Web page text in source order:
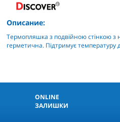
Описание:
Термопляшка з подвійною стінкою з
герметична. Підтримує температуру
ONLINE
ЗАЛИШКИ